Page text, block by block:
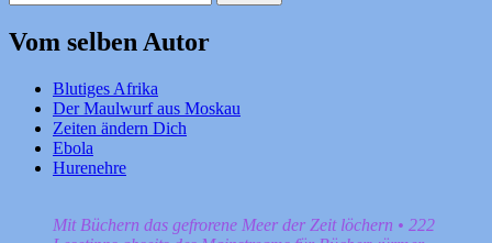
nach:
Vom selben Autor
Blutiges Afrika
Der Maulwurf aus Moskau
Zeiten ändern Dich
Ebola
Hurenehre
Mit Büchern das gefrorene Meer der Zeit löchern • 222